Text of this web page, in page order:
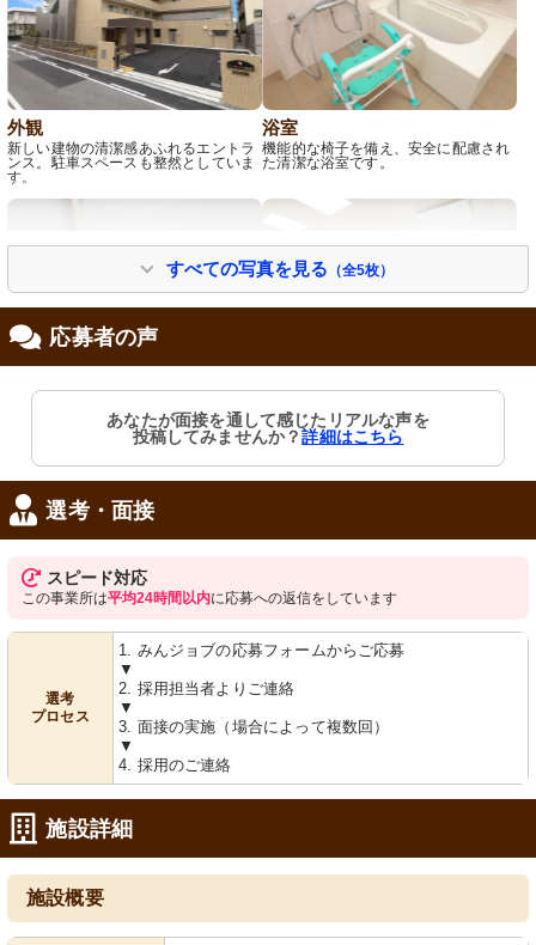
外観
新しい建物の清潔感あふれるエントラ
ンス。駐車スペースも整然としていま
す。
浴室
機能的な椅子を備え、安全に配慮され
た清潔な浴室です。
手すり付きで安全性を考慮した清潔な
空間です。利用者の快適さを第一に思
いやりのある設計となっています。
共有スペース
明るい光が豊かに差し込むラウンジで
す。機能性とくつろぎを兼ね備えた空
手すりとベンチが備えられ、ゆとりあ
る通路が確保されています。
すべての写真を見る （全5枚）
応募者の声
あなたが面接を通して感じたリアルな声を
投稿してみませんか？詳細はこちら
選考・面接
スピード対応
この事業所は平均24時間以内に応募への返信をしています
選考
プロセス
1. みんジョブの応募フォームからご応募
▼
2. 採用担当者よりご連絡
▼
3. 面接の実施（場合によって複数回）
▼
4. 採用のご連絡
施設詳細
施設概要